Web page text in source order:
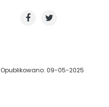
Opublikowano: 09-05-2025